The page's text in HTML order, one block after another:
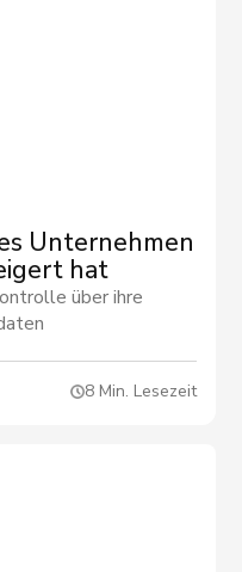
Unternehmen
hat
über ihre
8 Min. Lesezeit